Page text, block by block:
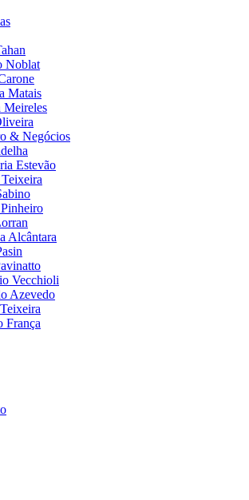
Noblat
Matais
Meireles
& Negócios
Estevão
Alcântara
Vecchioli
Azevedo
França